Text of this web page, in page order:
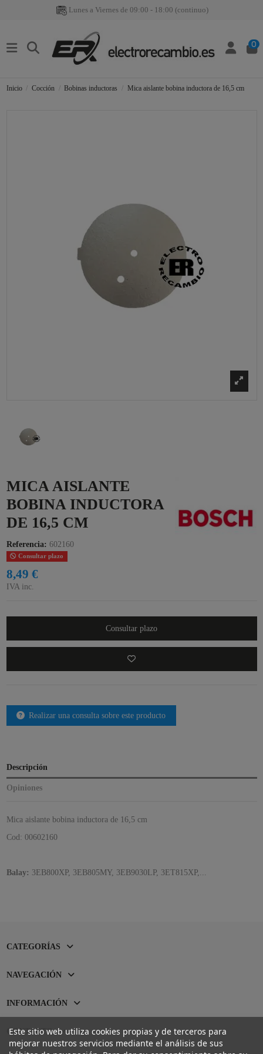
Lunes a Viernes de 09:00 - 18:00 (continuo)
0
Inicio Cocción Bobinas inductoras Mica aislante bobina inductora de 16,5 cm
MICA AISLANTE
BOBINA INDUCTORA
DE 16,5 CM
Referencia: 602160
Consultar plazo
8,49 €
IVA inc.
Consultar plazo
Realizar una consulta sobre este producto
Descripción
Opiniones
Mica aislante bobina inductora de 16,5 cm
Cod: 00602160
Balay: 3EB800XP, 3EB805MY, 3EB9030LP, 3ET815XP,...
CATEGORÍAS
NAVEGACIÓN
INFORMACIÓN
CONTACTO
Este sitio web utiliza cookies propias y de terceros para
mejorar nuestros servicios mediante el análisis de sus